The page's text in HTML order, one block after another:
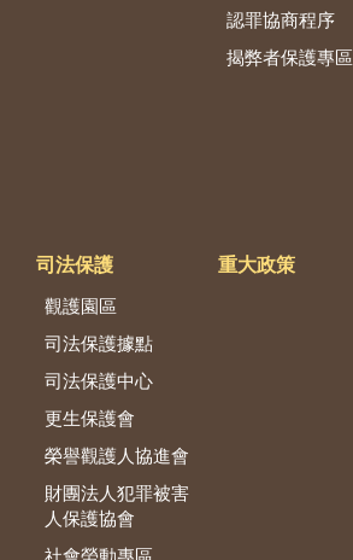
認罪協商程序
揭弊者保護專區
司法保護
觀護園區
司法保護據點
司法保護中心
更生保護會
榮譽觀護人協進會
財團法人犯罪被害
人保護協會
重大政策